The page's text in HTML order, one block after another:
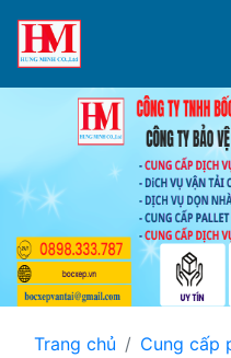
Trang chủ
Cung cấp